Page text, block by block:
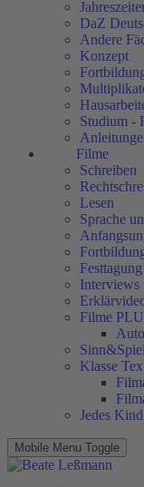
DaZ
Andere
Konzept
Studium -
Filme
Schreiben
Lesen
Sprache
Interviews
Filme
Sinn&Spiel
Klasse
Jedes
Mobile Menu Toggle